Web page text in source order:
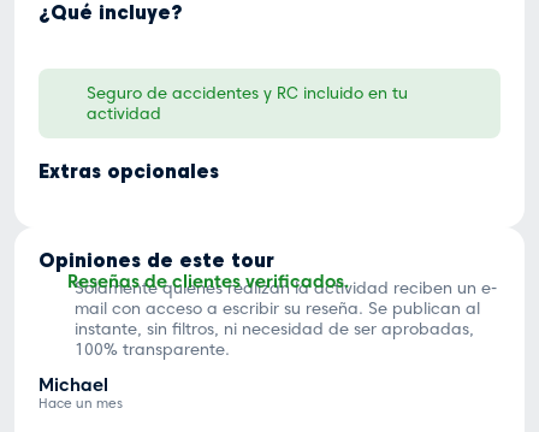
¿Qué incluye?
Seguro de accidentes y RC incluido en tu
actividad
Extras opcionales
Opiniones de este tour
Reseñas de clientes verificados.
Solamente quienes realizan la actividad reciben un e-
mail con acceso a escribir su reseña. Se publican al
instante, sin filtros, ni necesidad de ser aprobadas,
100% transparente.
Michael
Hace un mes